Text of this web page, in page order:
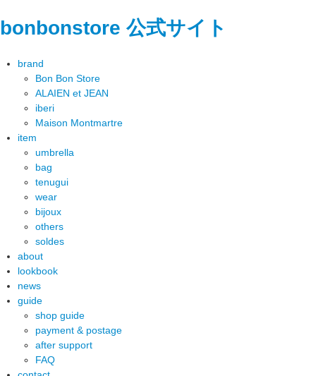
bonbonstore 公式サイト
brand
Bon Bon Store
ALAIEN et JEAN
iberi
Maison Montmartre
item
umbrella
bag
tenugui
wear
bijoux
others
soldes
about
lookbook
news
guide
shop guide
payment & postage
after support
FAQ